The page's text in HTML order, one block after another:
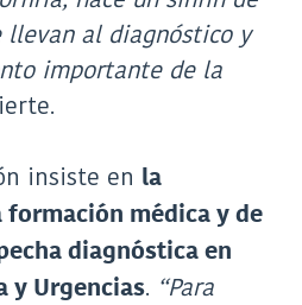
llevan al diagnóstico y
importante de la
insiste en la
médica y de
diagnóstica en
y Urgencias. “Para